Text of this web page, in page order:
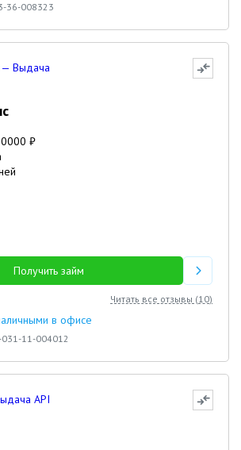
36-008323
₽
Получить займ
Читать все отзывы (10)
в офисе
11-004012